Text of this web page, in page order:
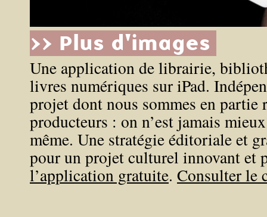
>> Plus d'images
Une application de librairie,
livres numériques sur iPad.
projet dont nous sommes en partie
producteurs : on n’est jamais
même. Une stratégie éditoriale et
pour un projet culturel innovant et
l’application gratuite. Consulter le